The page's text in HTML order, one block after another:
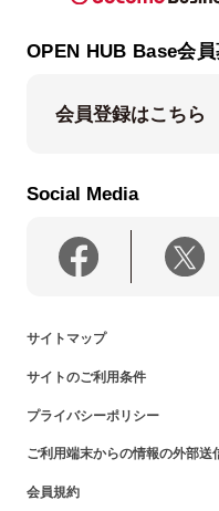
OPEN HUB Base会員
会員登録はこちら
Social Media
サイトマップ
サイトのご利用条件
プライバシーポリシー
ご利用端末からの情報の外部送
会員規約